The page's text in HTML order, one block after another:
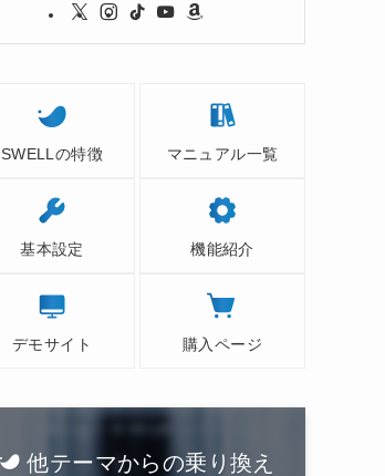
SWELLの特徴 マニュアル一覧
基本設定 機能紹介
デモサイト 購入ページ
他テーマからの乗り換え